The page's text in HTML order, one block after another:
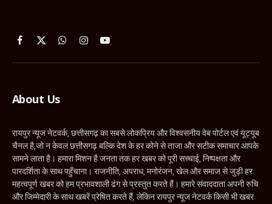
Facebook
X
WhatsApp
InstagramYouTube
About Us
रायपुर न्यूज नेटवर्क, छत्तीसगढ़ का सबसे लोकप्रिय और विश्वसनीय वेब पोर्टल एवं यूट्यूब
चैनल है,जो न केवल छत्तीसगढ़ बल्कि देश के हर कोने से ताजा और सटीक समाचार आपके
सामने लाता है। हमारा मिशन है जनता तक हर खबर को पूरी सच्चाई, निष्पक्षता और
पारदर्शिता के साथ पहुँचाना। राजनीति, अपराध, मनोरंजन, खेल और समाज से जुड़ी हर
महत्वपूर्ण खबर को हम प्रभावशाली ढंग से प्रस्तुत करते हैं। हमारे संवाददाता अपनी रुचि
और जिम्मेदारी के साथ खबरें प्रेषित करते हैं, लेकिन रायपुर न्यूज नेटवर्क किसी भी खबर